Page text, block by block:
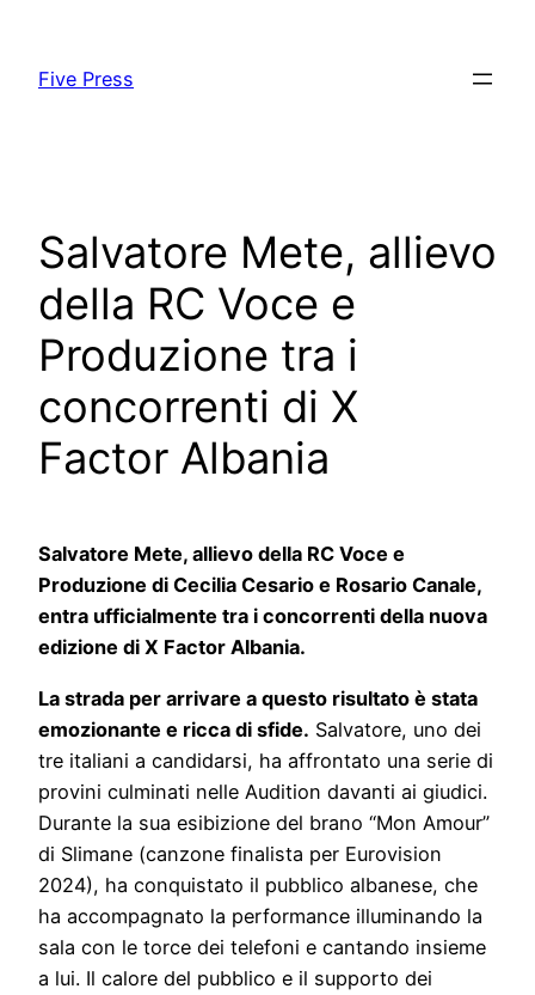
content
Five Press
Salvatore Mete, allievo
della RC Voce e
Produzione tra i
concorrenti di X
Factor Albania
Salvatore Mete, allievo della RC Voce e
Produzione di Cecilia Cesario e Rosario Canale,
entra ufficialmente tra i concorrenti della nuova
edizione di X Factor Albania.
La strada per arrivare a questo risultato è stata
emozionante e ricca di sfide. Salvatore, uno dei
tre italiani a candidarsi, ha affrontato una serie di
provini culminati nelle Audition davanti ai giudici.
Durante la sua esibizione del brano “Mon Amour”
di Slimane (canzone finalista per Eurovision
2024), ha conquistato il pubblico albanese, che
ha accompagnato la performance illuminando la
sala con le torce dei telefoni e cantando insieme
a lui. Il calore del pubblico e il supporto dei